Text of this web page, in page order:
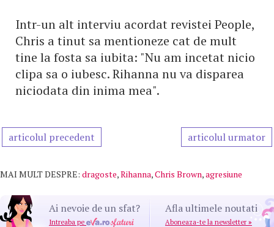
Intr-un alt interviu acordat revistei People,
Chris a tinut sa mentioneze cat de mult
tine la fosta sa iubita: "Nu am incetat nicio
clipa sa o iubesc. Rihanna nu va disparea
niciodata din inima mea".
articolul precedent articolul urmator
MAI MULT DESPRE: dragoste,Rihanna,Chris Brown,agresiune
Ai nevoie de un sfat?
Intreaba pe
Afla ultimele noutati
Aboneaza-te la newsletter »